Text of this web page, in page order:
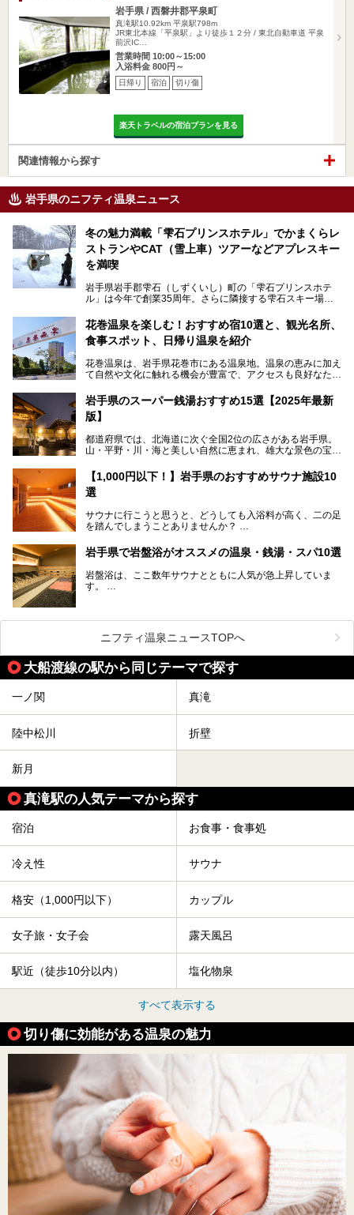
岩手県 / 西磐井郡平泉町
真滝駅10.92km 平泉駅798m
JR東北本線「平泉駅」より徒歩１２分 / 東北自動車道 平泉
前沢IC…
営業時間 10:00～15:00
入浴料金 800円～
日帰り 宿泊 切り傷
楽天トラベルの宿泊プランを見る
関連情報から探す
岩手県のニフティ温泉ニュース
冬の魅力満載「雫石プリンスホテル」でかまくらレ
ストランやCAT（雪上車）ツアーなどアプレスキー
を満喫
岩手県岩手郡雫石（しずくいし）町の「雫石プリンスホテ
ル」は今年で創業35周年。さらに隣接する雫石スキー場は
の後"）の充実をはかり、テーマをSNOW（雪）＋NOVA
（新星）で「SNØVA（スノーヴァ）」としました！
喫できるパウダースノーの雫石。というわけで、「雫石プリ
ンスホテル」にお出かけして楽しめるアクティビティや温泉
───
提供元：株式会社西武・プリンスホテルズワールドワイド
この記事は雫石プリンスホテルのPR記事です。
花巻温泉を楽しむ！おすすめ宿10選と、観光名所、
食事スポット、日帰り温泉を紹介
花巻温泉は、岩手県花巻市にある温泉地。温泉の恵みに加え
て自然や文化に触れる機会が豊富で、アクセスも良好なた
この記事では、花巻温泉の魅力、おすすめの宿・注目すべき
観光スポット・味わい深い食事処・気軽に立ち寄れる日帰り
花巻温泉での日常を忘れられる特別な体験を通じて、いつも
岩手県のスーパー銭湯おすすめ15選【2025年最新
版】
都道府県では、北海道に次ぐ全国2位の広さがある岩手県。
山・平野・川・海と美しい自然に恵まれ、雄大な景色の宝庫
三陸の魚介類などの岩手グルメは全国に知られていますね。
大自然に囲まれた岩手県には、温泉が多く湧き出していま
す。今回は、岩手県でおすすめのスーパー銭湯をご紹介しま
【1,000円以下！】岩手県のおすすめサウナ施設10
選
サウナに行こうと思うと、どうしても入浴料が高く、二の足
を踏んでしまうことありませんか？
そこで値段を抑えた格安でお風呂とサウナを満喫できる充実
の施設を紹介します！
サクッと、月何回もサウナを楽しみたい人にとってはピッタ
リの場所ばかりなんですよ。
岩手県で岩盤浴がオススメの温泉・銭湯・スパ10選
岩盤浴は、ここ数年サウナとともに人気が急上昇していま
す。
今回は、岩手県でおすすめの温泉、銭湯、スパにある岩盤浴
を紹介します！
温度も低めなので、暑いのが苦手な人でも大満足な施設です
ニフティ温泉ニュースTOPへ
大船渡線の駅から同じテーマで探す
一ノ関 真滝
陸中松川 折壁
新月
真滝駅の人気テーマから探す
宿泊 お食事・食事処
冷え性 サウナ
格安（1,000円以下） カップル
女子旅・女子会 露天風呂
駅近（徒歩10分以内） 塩化物泉
すべて表示する
切り傷に効能がある温泉の魅力